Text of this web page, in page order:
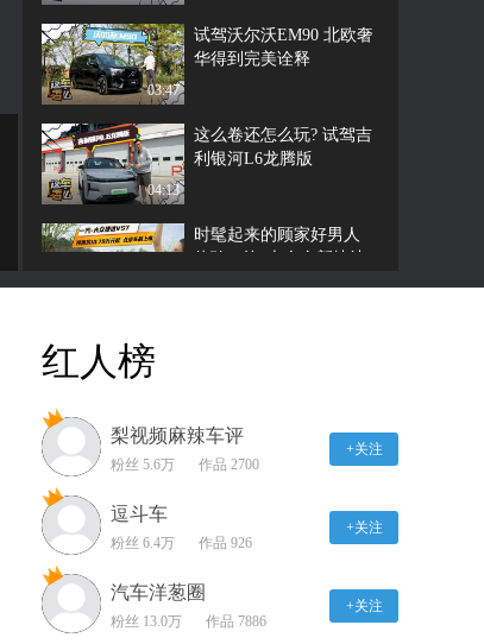
03:47
试驾沃尔沃EM90 北欧奢
华得到完美诠释
04:13
这么卷还怎么玩? 试驾吉
利银河L6龙腾版
03:24
时髦起来的顾家好男人
电混四驱靠谱吗？试驾哈
弗二代大狗Hi4
03:55
试驾小米SU7 Max 各位米
试驾全新腾势N7 城市
红人榜
梨视频麻辣车评
粉丝 5.6万 作品 2700
+关注
逗斗车
粉丝 6.4万 作品 926
+关注
汽车洋葱圈
粉丝 13.0万 作品 7886
+关注